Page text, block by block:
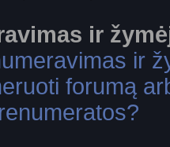
ir
ir
forumą